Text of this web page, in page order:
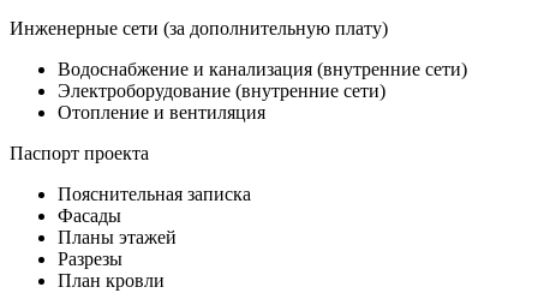
Инженерные сети (за дополнительную плату)
Водоснабжение и канализация (внутренние сети)
Электроборудование (внутренние сети)
Отопление и вентиляция
Паспорт проекта
Пояснительная записка
Фасады
Планы этажей
Разрезы
План кровли